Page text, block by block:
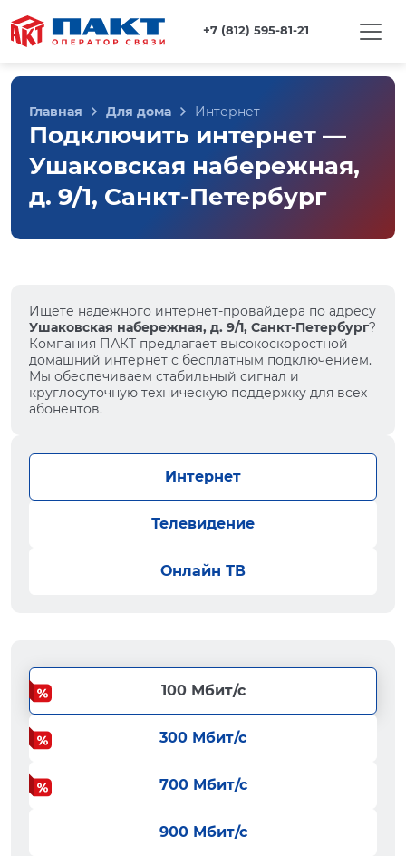
+7 (812) 595-81-21
Главная Для дома Интернет
Подключить интернет —
Ушаковская набережная,
д. 9/1, Санкт-Петербург
Ищете надежного интернет-провайдера по адресу
Ушаковская набережная, д. 9/1, Санкт-Петербург?
Компания ПАКТ предлагает высокоскоростной
домашний интернет с бесплатным подключением.
Мы обеспечиваем стабильный сигнал и
круглосуточную техническую поддержку для всех
абонентов.
Интернет
Телевидение
Онлайн ТВ
100 Мбит/с
300 Мбит/с
700 Мбит/с
900 Мбит/с